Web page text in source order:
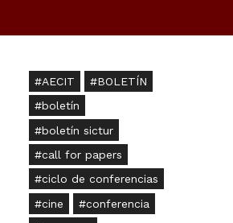
AECIT
BOLETÍN
boletín
boletín sictur
call for papers
ciclo de conferencias
cine
conferencia